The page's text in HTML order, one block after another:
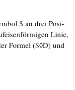
$ an drei Posi­
Linie,
For­mel ($◊D) und